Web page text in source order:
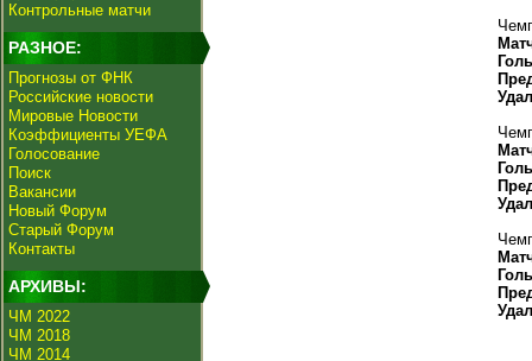
Контрольные матчи
РАЗНОЕ:
Прогнозы от ФНК
Российские новости
Мировые Новости
Коэффициенты УЕФА
Голосование
Поиск
Вакансии
Новый Форум
Старый Форум
Контакты
АРХИВЫ:
ЧМ 2022
ЧМ 2018
ЧМ 2014